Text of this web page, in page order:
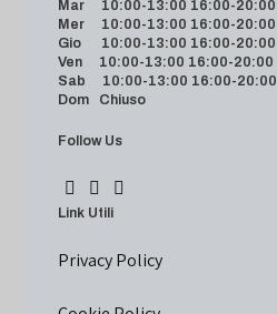
Mar 10:00-13:00 16:00-20:00
Mer 10:00-13:00 16:00-20:00
Gio 10:00-13:00 16:00-20:00
Ven 10:00-13:00 16:00-20:00
Sab 10:00-13:00 16:00-20:00
Dom Chiuso
Follow Us
Link Utili
Privacy Policy